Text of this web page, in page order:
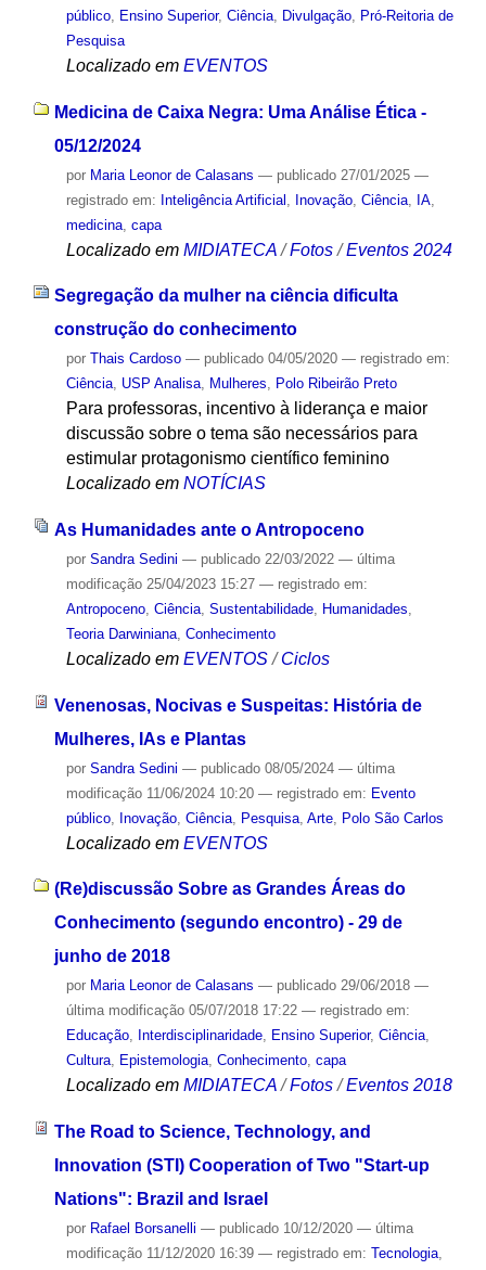
público, Ensino Superior, Ciência, Divulgação,
Pró-Reitoria de
Pesquisa
Localizado em EVENTOS
Medicina de Caixa Negra: Uma Análise Ética -
05/12/2024
por Maria Leonor de Calasans — publicado27/01/2025 —
registrado em: Inteligência Artificial Inovação, Ciência, IA,
medicina, capa
Localizado em MIDIATECA /Fotos /Eventos 2024
Segregação da mulher na ciência dificulta
construção do conhecimento
por Thais Cardoso — publicado04/05/2020 — registrado em:
Ciência, USP Analisa, Mulheres, Polo Ribeirão Preto
Para professoras, incentivo à liderança e maior
discussão sobre o tema são necessários para
estimular protagonismo científico feminino
Localizado em NOTÍCIAS
As Humanidades ante o Antropoceno
por Sandra Sedini — publicado22/03/2022 — última
modificação25/04/2023 15:27 — registrado em:
Antropoceno, Ciência, Sustentabilidade, Humanidades,
Teoria Darwiniana, Conhecimento
Localizado em EVENTOS /Ciclos
Venenosas, Nocivas e Suspeitas: História de
Mulheres, IAs e Plantas
por Sandra Sedini — publicado08/05/2024 — última
modificação11/06/2024 10:20 — registrado em: Evento
público, Inovação, Ciência, Pesquisa, Arte, Polo São Carlos
Localizado em EVENTOS
(Re)discussão Sobre as Grandes Áreas do
Conhecimento (segundo encontro) - 29 de
junho de 2018
por Maria Leonor de Calasans — publicado29/06/2018 —
última modificação05/07/2018 17:22 — registrado em:
Educação, Interdisciplinaridade, Ensino Superior, Ciência,
Cultura, Epistemologia, Conhecimento, capa
Localizado em MIDIATECA /Fotos /Eventos 2018
The Road to Science, Technology, and
Innovation (STI) Cooperation of Two "Start-up
Nations": Brazil and Israel
por Rafael Borsanelli — publicado10/12/2020 — última
modificação11/12/2020 16:39 — registrado em: Tecnologia,